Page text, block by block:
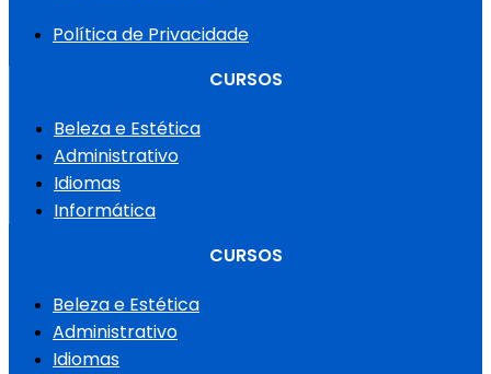
Política de Privacidade
CURSOS
Beleza e Estética
Administrativo
Idiomas
Informática
CURSOS
Beleza e Estética
Administrativo
Idiomas